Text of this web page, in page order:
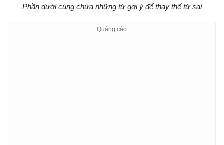
Phần dưới cùng chứa những từ gợi ý để thay thế từ sai